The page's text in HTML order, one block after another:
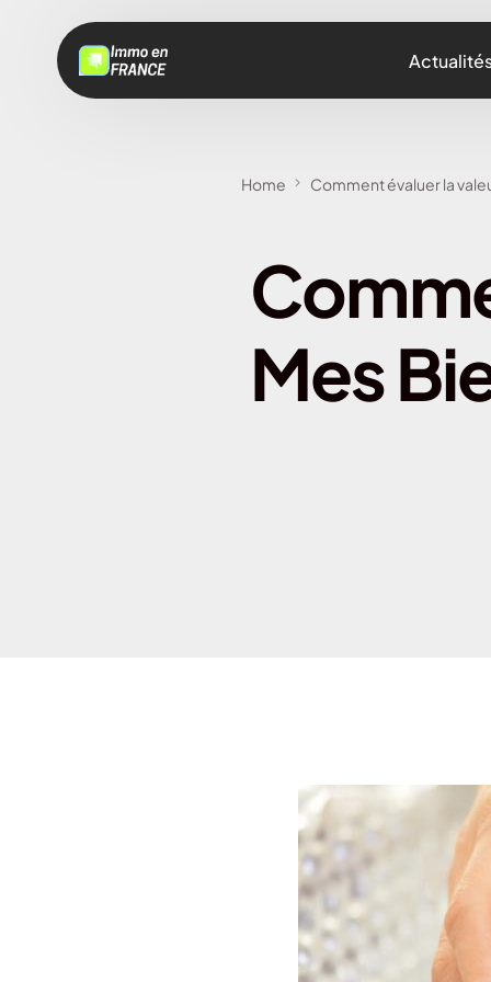
Home Comment évaluer la
Mes